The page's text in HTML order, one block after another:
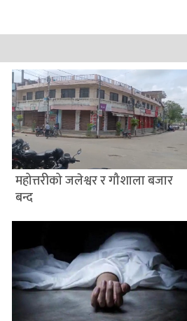
महोत्तरीको जलेश्वर र गौशाला बजार
बन्द